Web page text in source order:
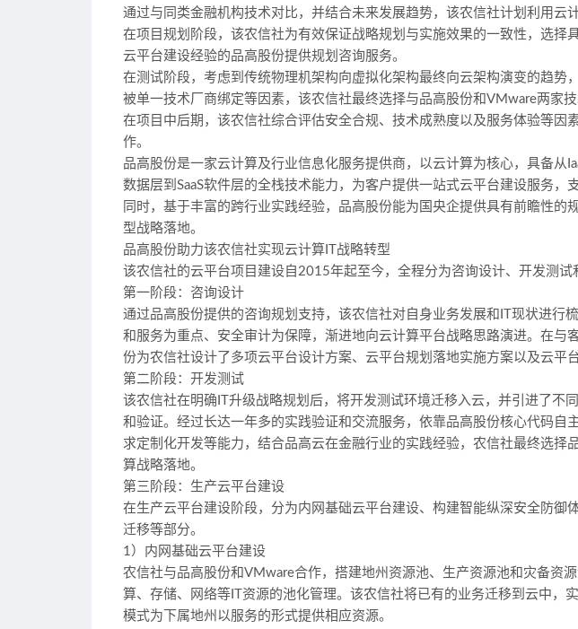
通过与同类金融机构技术对比，并结合未来发展趋势，该农信社计划利用云
在项目规划阶段，该农信社为有效保证战略规划与实施效果的一致性，选择
云平台建设经验的品高股份提供规划咨询服务。
在测试阶段，考虑到传统物理机架构向虚拟化架构最终向云架构演变的趋势
被单一技术厂商绑定等因素，该农信社最终选择与品高股份和VMware两家
在项目中后期，该农信社综合评估安全合规、技术成熟度以及服务体验等因
作。
品高股份是一家云计算及行业信息化服务提供商，以云计算为核心，具备从
数据层到SaaS软件层的全栈技术能力，为客户提供一站式云平台建设服务，
同时，基于丰富的跨行业实践经验，品高股份能为国央企提供具有前瞻性的
型战略落地。
品高股份助力该农信社实现云计算IT战略转型
该农信社的云平台项目建设自2015年起至今，全程分为咨询设计、开发测试
第一阶段：咨询设计
通过品高股份提供的咨询规划支持，该农信社对自身业务发展和IT现状进行
和服务为重点、安全审计为保障，渐进地向云计算平台战略思路演进。在与
份为农信社设计了多项云平台设计方案、云平台规划落地实施方案以及云平
第二阶段：开发测试
该农信社在明确IT升级战略规划后，将开发测试环境迁移入云，并引进了不
和验证。经过长达一年多的实践验证和交流服务，依靠品高股份核心代码自
求定制化开发等能力，结合品高云在金融行业的实践经验，农信社最终选择
算战略落地。
第三阶段：生产云平台建设
在生产云平台建设阶段，分为内网基础云平台建设、构建智能纵深安全防御
迁移等部分。
1）内网基础云平台建设
农信社与品高股份和VMware合作，搭建地州资源池、生产资源池和灾备资
算、存储、网络等IT资源的池化管理。该农信社将已有的业务迁移到云中，
模式为下属地州以服务的形式提供相应资源。